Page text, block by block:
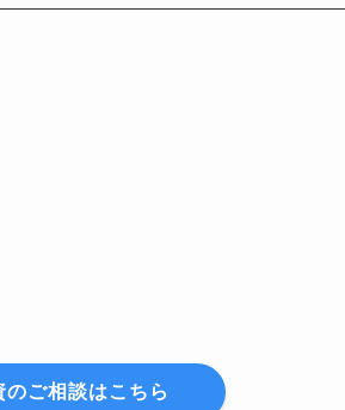
のご相談はこちら